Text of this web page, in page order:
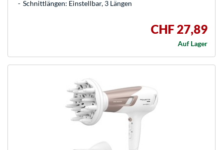
Schnittlängen: Einstellbar, 3 Längen
CHF 27,89
Auf Lager